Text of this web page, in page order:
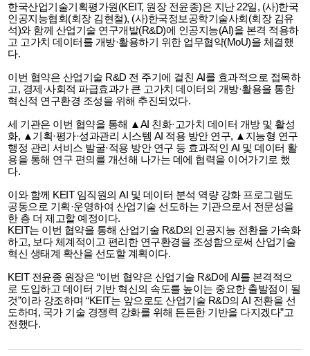
한국산업기술기획평가원(KEIT, 원장 전윤종)은 지난 22일, (사)한국
인공지능협회(회장 김현철), (사)한국정보공학기술사회(회장 김유
석)와 함께 산업기술 연구개발(R&D)에 인공지능(AI)을 본격 적용하
고 고가치 데이터를 개방·활용하기 위한 업무협약(MoU)을 체결했
다.
이번 협약은 산업기술 R&D 전 주기에 걸친 AI를 효과적으로 접목하
고, 경제·사회적 파급효과가 큰 고가치 데이터의 개방·활용을 통한
혁신적 연구환경 조성을 위해 추진되었다.
세 기관은 이번 협약을 통해 ▲AI 친화·고가치 데이터 개방 및 활성
화, ▲기획·평가·성과관리 시스템 AI 적용 방안 연구, ▲지능형 연구
행정 관리 서비스 발굴·적용 방안 연구 등 효과적인 AI 및 데이터 활
용을 통해 연구 편의를 개선해 나가는 데에 협력을 이어가기로 했
다.
이와 함께 KEIT 임직원의 AI 및 데이터 분석 역량 강화 프로그램도
공동으로 기획·운영하여 산업기술 선도하는 기관으로서 전문성을
한 층 더 제고할 예정이다.
KEIT는 이번 협약을 통해 산업기술 R&D의 인공지능 전환을 가속화
하고, 보다 체계적이고 편리한 연구환경을 조성함으로써 산업기술
혁신 생태계 확산을 선도할 계획이다.
KEIT 전윤종 원장은 “이번 협약은 산업기술 R&D에 AI를 본격적으
로 도입하고 데이터 기반 혁신의 속도를 높이는 중요한 출발점이 될
것”이라 강조하며 “KEIT는 앞으로도 산업기술 R&D의 AI 전환을 선
도하며, 국가 기술 경쟁력 강화를 위해 든든한 기반을 다지겠다”고
전했다.